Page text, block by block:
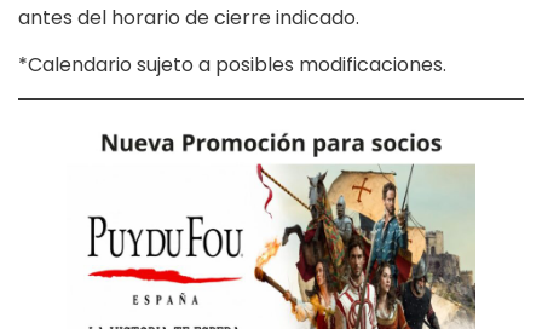
antes del horario de cierre indicado.
*Calendario sujeto a posibles modificaciones.